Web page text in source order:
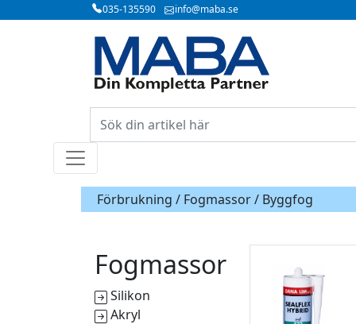
035-135590 info@maba.se
Förbrukning / Fogmassor/ Byggfog
Fogmassor
Silikon
Akryl